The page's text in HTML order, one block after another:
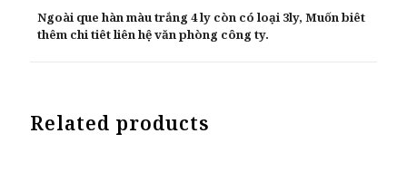
Ngoài que hàn màu trắng 4 ly còn có loại 3ly, Muốn biêt
thêm chi tiêt liên hệ văn phòng công ty.
Related products